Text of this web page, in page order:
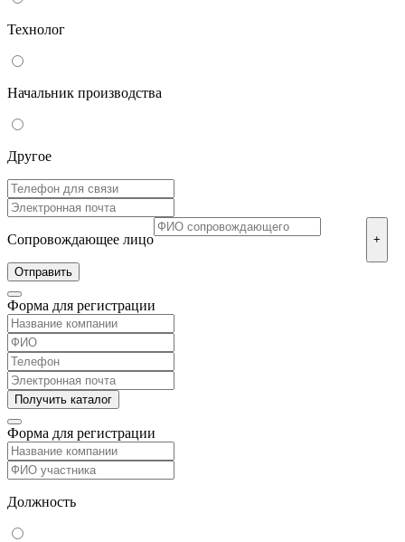
Технолог
Начальник производства
Другое
Сопровождающее лицо +
Форма для регистрации
Форма для регистрации
Должность